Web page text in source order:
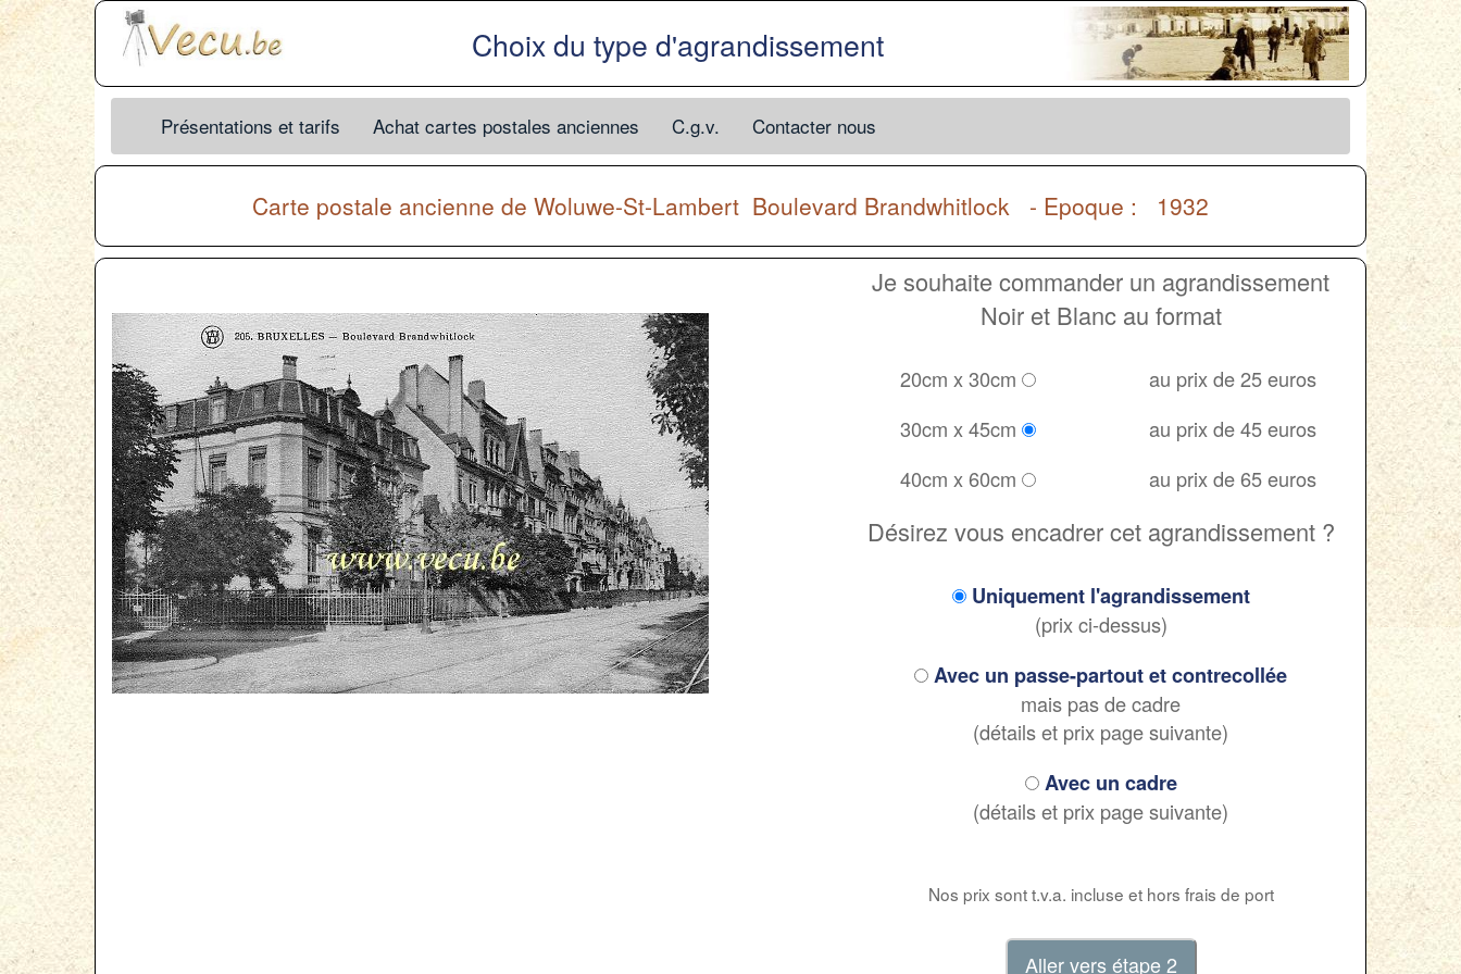
Choix du type d'agrandissement
Présentations et tarifs Achat cartes postales anciennes C.g.v. Contacter nous
Carte postale ancienne de Woluwe-St-Lambert Boulevard Brandwhitlock - Epoque : 1932
Je souhaite commander un agrandissement
Noir et Blanc au format
20cm x 30cm
au prix de 25 euros
30cm x 45cm
au prix de 45 euros
40cm x 60cm
au prix de 65 euros
Désirez vous encadrer cet agrandissement ?
Uniquement l'agrandissement
(prix ci-dessus)
Avec un passe-partout et contrecollée
mais pas de cadre
(détails et prix page suivante)
Avec un cadre
(détails et prix page suivante)
Nos prix sont t.v.a. incluse et hors frais de port